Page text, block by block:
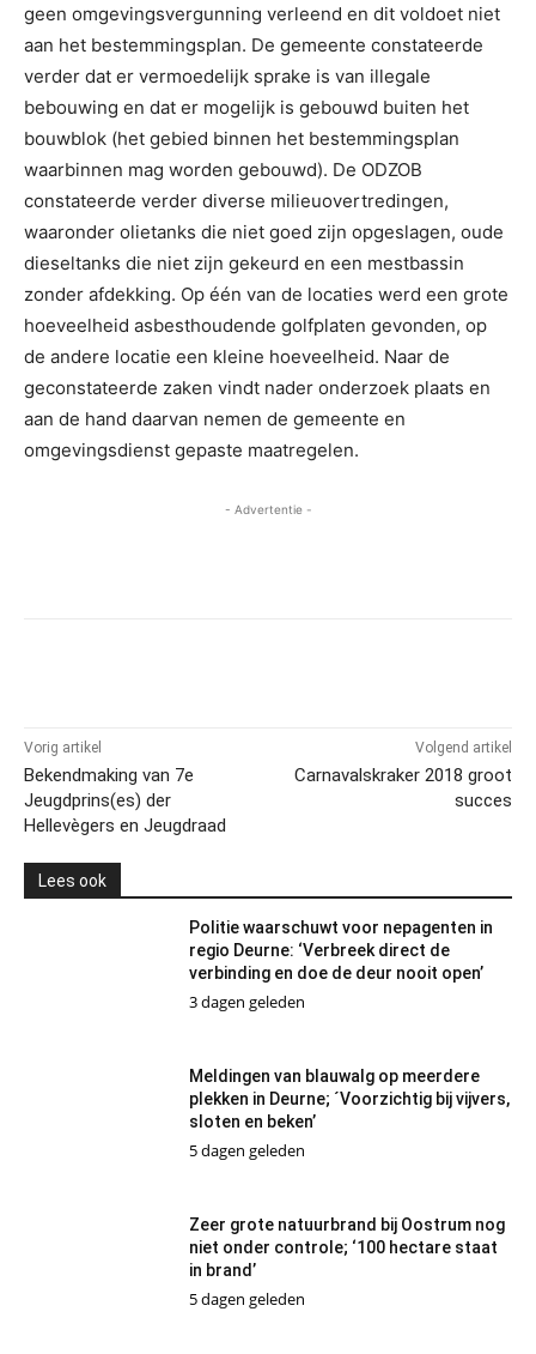
geen omgevingsvergunning verleend en dit voldoet niet
aan het bestemmingsplan. De gemeente constateerde
verder dat er vermoedelijk sprake is van illegale
bebouwing en dat er mogelijk is gebouwd buiten het
bouwblok (het gebied binnen het bestemmingsplan
waarbinnen mag worden gebouwd). De ODZOB
constateerde verder diverse milieuovertredingen,
waaronder olietanks die niet goed zijn opgeslagen, oude
dieseltanks die niet zijn gekeurd en een mestbassin
zonder afdekking. Op één van de locaties werd een grote
hoeveelheid asbesthoudende golfplaten gevonden, op
de andere locatie een kleine hoeveelheid. Naar de
geconstateerde zaken vindt nader onderzoek plaats en
aan de hand daarvan nemen de gemeente en
omgevingsdienst gepaste maatregelen.
- Advertentie -
Vorig artikel
Bekendmaking van 7e
Jeugdprins(es) der
Hellevègers en Jeugdraad
Volgend artikel
Carnavalskraker 2018 groot
succes
Lees ook
Politie waarschuwt voor nepagenten in
regio Deurne: ‘Verbreek direct de
verbinding en doe de deur nooit open’
3 dagen geleden
Meldingen van blauwalg op meerdere
plekken in Deurne; ´Voorzichtig bij vijvers,
sloten en beken’
5 dagen geleden
Zeer grote natuurbrand bij Oostrum nog
niet onder controle; ‘100 hectare staat
in brand’
5 dagen geleden